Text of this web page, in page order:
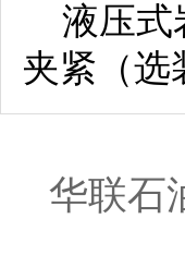
液压式
夹紧（选
华联石